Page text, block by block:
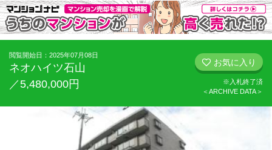
閲覧開始：-
閲覧開始日：2025年07月08日
ネオハイツ石山
／5,480,000円
お気に入り
※入札終了済
＜ARCHIVE DATA＞